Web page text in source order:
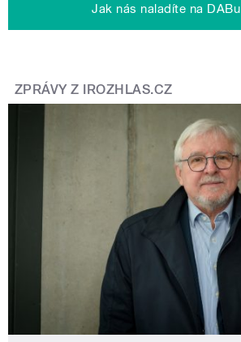
Jak nás naladíte na DABu
ZPRÁVY Z IROZHLAS.CZ